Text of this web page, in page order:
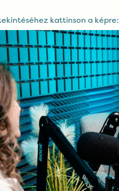
kattinson a képre: